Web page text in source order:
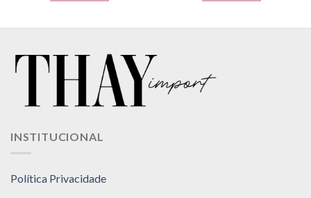
INSTITUCIONAL
Política Privacidade